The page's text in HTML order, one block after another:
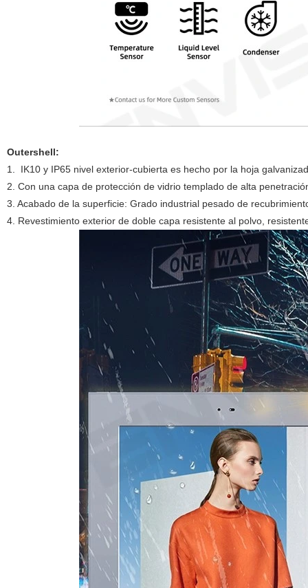
Outershell:
1
IK10 y IP65 nivel exterior-cubierta es hecho por la hoja
2. Con una capa de protección de vidrio templado de alta
3. Acabado de la superficie: Grado industrial pesado de
4. Revestimiento exterior de doble capa resistente al polvo,